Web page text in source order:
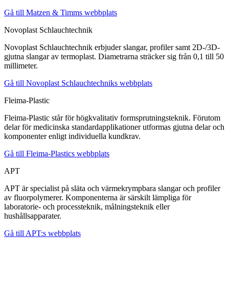
Gå till Matzen & Timms webbplats
Novoplast Schlauchtechnik
Novoplast Schlauchtechnik erbjuder slangar, profiler samt 2D-/3D-
gjutna slangar av termoplast. Diametrarna sträcker sig från 0,1 till 50
millimeter.
Gå till Novoplast Schlauchtechniks webbplats
Fleima-Plastic
Fleima-Plastic står för högkvalitativ formsprutningsteknik. Förutom
delar för medicinska standardapplikationer utformas gjutna delar och
komponenter enligt individuella kundkrav.
Gå till Fleima-Plastics webbplats
APT
APT är specialist på släta och värmekrympbara slangar och profiler
av fluorpolymerer. Komponenterna är särskilt lämpliga för
laboratorie- och processteknik, målningsteknik eller
hushållsapparater.
Gå till APT:s webbplats